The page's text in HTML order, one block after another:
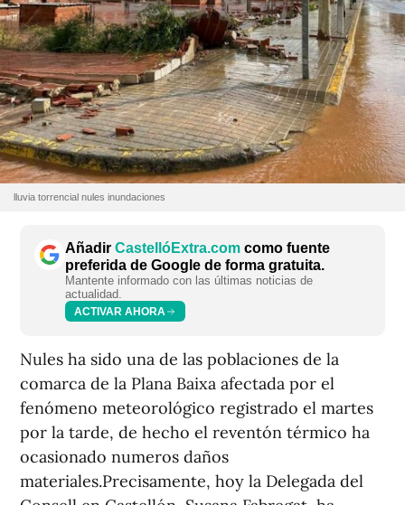
lluvia torrencial nules inundaciones
Añadir CastellóExtra.com como fuente
preferida de Google de forma gratuita.
Mantente informado con las últimas noticias de
actualidad.
ACTIVAR AHORA
Nules ha sido una de las poblaciones de la
comarca de la Plana Baixa afectada por el
fenómeno meteorológico registrado el martes
por la tarde, de hecho el reventón térmico ha
ocasionado numeros daños
materiales.Precisamente, hoy la Delegada del